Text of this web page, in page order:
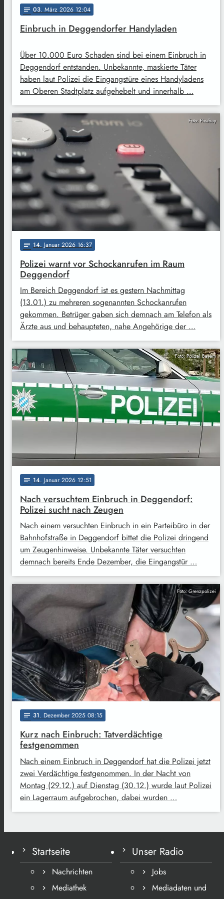
notes 03. März 2026 12:04
Einbruch in Deggendorfer Handyladen
Über 10.000 Euro Schaden sind bei einem Einbruch in
Deggendorf entstanden. Unbekannte, maskierte Täter
haben laut Polizei die Eingangstüre eines Handyladens
am Oberen Stadtplatz aufgehebelt und innerhalb …
Foto: Pixabay
notes 14. Januar 2026 16:37
Polizei warnt vor Schockanrufen im Raum
Deggendorf
Im Bereich Deggendorf ist es gestern Nachmittag
(13.01.) zu mehreren sogenannten Schockanrufen
gekommen. Betrüger gaben sich demnach am Telefon als
Ärzte aus und behaupteten, nahe Angehörige der …
Foto: Polizei Bayern
notes 14. Januar 2026 12:51
Nach versuchtem Einbruch in Deggendorf:
Polizei sucht nach Zeugen
Nach einem versuchten Einbruch in ein Parteibüro in der
Bahnhofstraße in Deggendorf bittet die Polizei dringend
um Zeugenhinweise. Unbekannte Täter versuchten
demnach bereits Ende Dezember, die Eingangstür …
Foto: Grenzpolizei
notes 31. Dezember 2025 08:15
Kurz nach Einbruch: Tatverdächtige
festgenommen
Nach einem Einbruch in Deggendorf hat die Polizei jetzt
zwei Verdächtige festgenommen. In der Nacht von
Montag (29.12.) auf Dienstag (30.12.) wurde laut Polizei
ein Lagerraum aufgebrochen, dabei wurden …
Startseite
Nachrichten
Mediathek
Unser Radio
Jobs
Mediadaten und